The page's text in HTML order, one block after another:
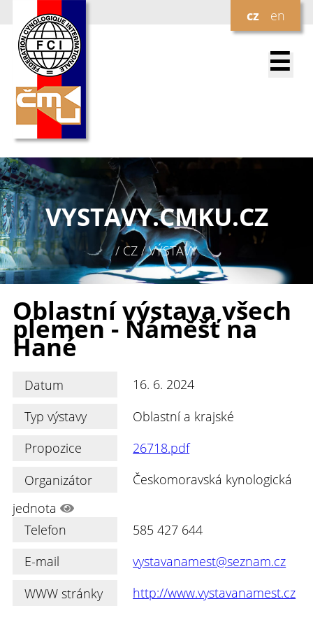
cz en
☰
VYSTAVY.CMKU.CZ
/ CZ / VÝSTAVY
Oblastní výstava všech
plemen - Náměšť na
Hané
Datum
16. 6. 2024
Typ výstavy
Oblastní a krajské
Propozice
26718.pdf
Organizátor
Českomoravská kynologická
jednota
Telefon
585 427 644
E-mail
vystavanamest@seznam.cz
WWW stránky
http://www.vystavanamest.cz